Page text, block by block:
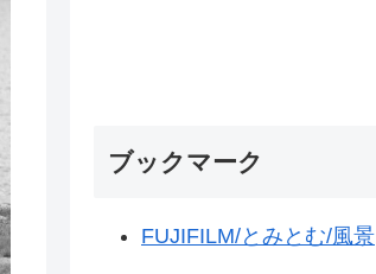
ブックマーク
FUJIFILM/とみとむ/風景